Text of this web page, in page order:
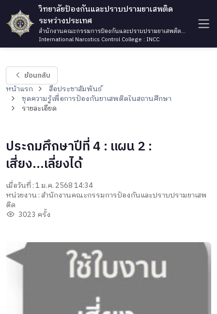
วิทยาลัยป้องกันและปราบปรามยาเสพติด
ระหว่างประเทศ
สำนักงานคณะกรรมการป้องกันและปราบปรามยาเสพติด
กระทรวงยุติธรรม
International Narcotics Control College : INCC
ย้อนกลับ
หน้าแรก
สื่อประชาสัมพันธ์
ชุดความรู้เพื่อการป้องกันยาเสพติดในสถานศึกษา
รายละเอียด
ประถมศึกษาปีที่ 4 : แผน 2 :
เสี่ยง...เลี่ยงได้
เมื่อวันที่ : 1 ม.ค. 2568 14:34
หน่วยงาน : สำนักงานคณะกรรมการป้องกันและปราบปรามยาเสพ
ติด
3023 ครั้ง